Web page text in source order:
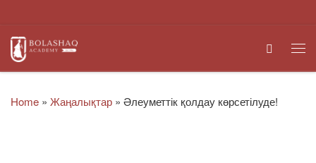
Search
Home » Жаңалықтар » Әлеуметтік қолдау көрсетілуде!